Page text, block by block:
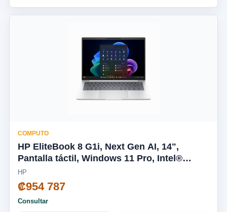
COMPUTO
HP EliteBook 8 G1i, Next Gen AI, 14",
Pantalla táctil, Windows 11 Pro, Intel®
Core™ Ultra 7, 32GB RAM, 1TB SSD,
WUXGA D66VJLT
HP
₡954 787
Consultar